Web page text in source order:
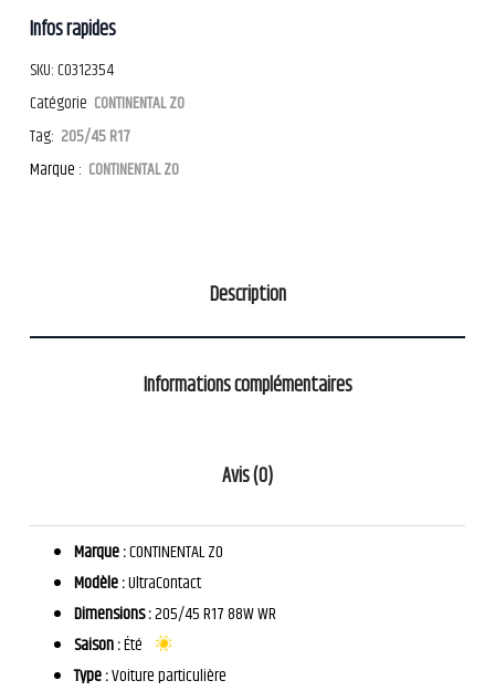
Infos rapides
SKU:CO312354
Catégorie CONTINENTAL ZO
Tag: 205/45 R17
Marque : CONTINENTAL ZO
Description
Informations complémentaires
Avis (0)
Marque :CONTINENTAL ZO
Modèle :UltraContact
Dimensions :205/45 R17 88W WR
Saison :Été
Type :Voiture particulière